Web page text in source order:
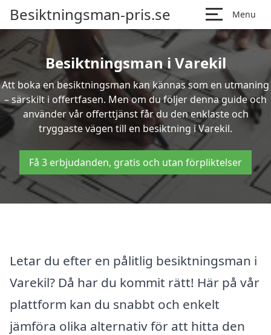
Besiktningsman-pris.se Menu
Besiktningsman i Varekil
Att boka en besiktningsman kan kännas som en utmaning
– särskilt i offertfasen. Men om du följer denna guide och
använder vår offerttjänst får du den enklaste och
tryggaste vägen till en besiktning i Varekil.
Få 3 erbjudanden, gratis och utan förpliktelser
Letar du efter en pålitlig besiktningsman i
Varekil? Då har du kommit rätt! Här på vår
plattform kan du snabbt och enkelt
jämföra olika alternativ för att hitta den